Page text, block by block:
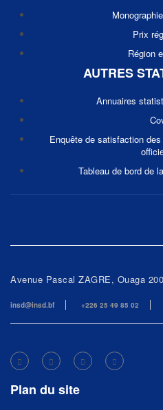
Prix
Région
AUTRES
Annuaires
Enquête de satisfaction
Tableau de bord de
Avenue Pascal ZAGRE, Ouaga
insd@insd.bf +226 25 49 85 02
Plan du site